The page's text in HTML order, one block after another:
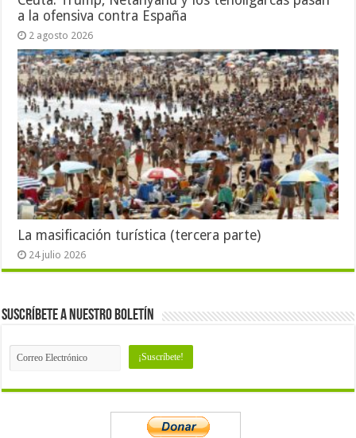
a la ofensiva contra España
2 agosto 2026
La masificación turística (tercera parte)
24 julio 2026
Suscríbete a nuestro Boletín